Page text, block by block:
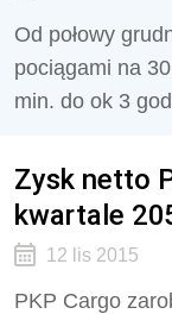
Od połowy
pociągami na
min. do ok 3
Zysk netto
kwartale
12 lis 2015
PKP Cargo